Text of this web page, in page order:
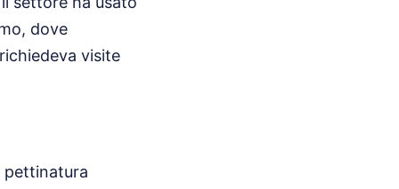
dove
visite
pettinatura